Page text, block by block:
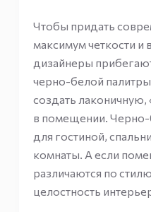
Чтобы придать
максимум четкости и
дизайнеры
черно-белой
создать
в помещении. Черно-
для гостиной,
комнаты. А если
различаются по
целостность